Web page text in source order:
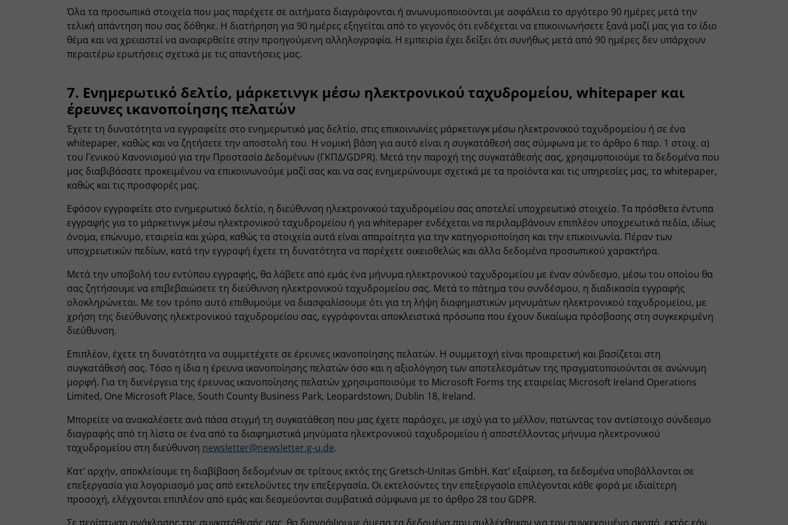
Όλα τα προσωπικά στοιχεία που μας παρέχετε σε αιτήματα διαγράφονται ή ανωνυμοποιούνται με ασφάλεια το αργότερο 90 ημέρες μετά την
τελική απάντηση που σας δόθηκε. Η διατήρηση για 90 ημέρες εξηγείται από το γεγονός ότι ενδέχεται να επικοινωνήσετε ξανά μαζί μας για το ίδιο
θέμα και να χρειαστεί να αναφερθείτε στην προηγούμενη αλληλογραφία. Η εμπειρία έχει δείξει ότι συνήθως μετά από 90 ημέρες δεν υπάρχουν
περαιτέρω ερωτήσεις σχετικά με τις απαντήσεις μας.
7. Ενημερωτικό δελτίο, μάρκετινγκ μέσω ηλεκτρονικού ταχυδρομείου, whitepaper και
έρευνες ικανοποίησης πελατών
Έχετε τη δυνατότητα να εγγραφείτε στο ενημερωτικό μας δελτίο, στις επικοινωνίες μάρκετινγκ μέσω ηλεκτρονικού ταχυδρομείου ή σε ένα
whitepaper, καθώς και να ζητήσετε την αποστολή του. Η νομική βάση για αυτό είναι η συγκατάθεσή σας σύμφωνα με το άρθρο 6 παρ. 1 στοιχ. α)
του Γενικού Κανονισμού για την Προστασία Δεδομένων (ΓΚΠΔ/GDPR). Μετά την παροχή της συγκατάθεσής σας, χρησιμοποιούμε τα δεδομένα που
μας διαβιβάσατε προκειμένου να επικοινωνούμε μαζί σας και να σας ενημερώνουμε σχετικά με τα προϊόντα και τις υπηρεσίες μας, τα whitepaper,
καθώς και τις προσφορές μας.
Εφόσον εγγραφείτε στο ενημερωτικό δελτίο, η διεύθυνση ηλεκτρονικού ταχυδρομείου σας αποτελεί υποχρεωτικό στοιχείο. Τα πρόσθετα έντυπα
εγγραφής για το μάρκετινγκ μέσω ηλεκτρονικού ταχυδρομείου ή για whitepaper ενδέχεται να περιλαμβάνουν επιπλέον υποχρεωτικά πεδία, ιδίως
όνομα, επώνυμο, εταιρεία και χώρα, καθώς τα στοιχεία αυτά είναι απαραίτητα για την κατηγοριοποίηση και την επικοινωνία. Πέραν των
υποχρεωτικών πεδίων, κατά την εγγραφή έχετε τη δυνατότητα να παρέχετε οικειοθελώς και άλλα δεδομένα προσωπικού χαρακτήρα.
Μετά την υποβολή του εντύπου εγγραφής, θα λάβετε από εμάς ένα μήνυμα ηλεκτρονικού ταχυδρομείου με έναν σύνδεσμο, μέσω του οποίου θα
σας ζητήσουμε να επιβεβαιώσετε τη διεύθυνση ηλεκτρονικού ταχυδρομείου σας. Μετά το πάτημα του συνδέσμου, η διαδικασία εγγραφής
ολοκληρώνεται. Με τον τρόπο αυτό επιθυμούμε να διασφαλίσουμε ότι για τη λήψη διαφημιστικών μηνυμάτων ηλεκτρονικού ταχυδρομείου, με
χρήση της διεύθυνσης ηλεκτρονικού ταχυδρομείου σας, εγγράφονται αποκλειστικά πρόσωπα που έχουν δικαίωμα πρόσβασης στη συγκεκριμένη
διεύθυνση.
Επιπλέον, έχετε τη δυνατότητα να συμμετέχετε σε έρευνες ικανοποίησης πελατών. Η συμμετοχή είναι προαιρετική και βασίζεται στη
συγκατάθεσή σας. Τόσο η ίδια η έρευνα ικανοποίησης πελατών όσο και η αξιολόγηση των αποτελεσμάτων της πραγματοποιούνται σε ανώνυμη
μορφή. Για τη διενέργεια της έρευνας ικανοποίησης πελατών χρησιμοποιούμε το Microsoft Forms της εταιρείας Microsoft Ireland Operations
Limited, One Microsoft Place, South County Business Park, Leopardstown, Dublin 18, Ireland.
Μπορείτε να ανακαλέσετε ανά πάσα στιγμή τη συγκατάθεση που μας έχετε παράσχει, με ισχύ για το μέλλον, πατώντας τον αντίστοιχο σύνδεσμο
διαγραφής από τη λίστα σε ένα από τα διαφημιστικά μηνύματα ηλεκτρονικού ταχυδρομείου ή αποστέλλοντας μήνυμα ηλεκτρονικού
ταχυδρομείου στη διεύθυνση newsletter@newsletter.g-u.de.
Κατ’ αρχήν, αποκλείουμε τη διαβίβαση δεδομένων σε τρίτους εκτός της Gretsch-Unitas GmbH. Κατ’ εξαίρεση, τα δεδομένα υποβάλλονται σε
επεξεργασία για λογαριασμό μας από εκτελούντες την επεξεργασία. Οι εκτελούντες την επεξεργασία επιλέγονται κάθε φορά με ιδιαίτερη
προσοχή, ελέγχονται επιπλέον από εμάς και δεσμεύονται συμβατικά σύμφωνα με το άρθρο 28 του GDPR.